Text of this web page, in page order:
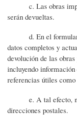
c. Las obras
serán devueltas.
d. En el formulario
datos completos y
devolución de las
incluyendo
referencias útiles
e. A tal efecto, no
direcciones postales.